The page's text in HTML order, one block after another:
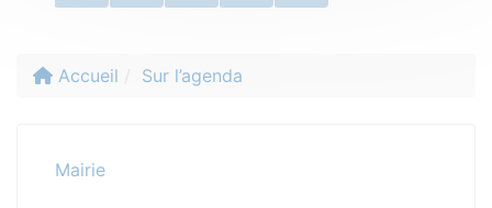
Accueil Sur l’agenda
Mairie